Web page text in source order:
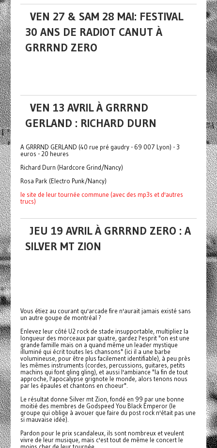
VEN 27 & SAM 28 MAI: FESTIVAL
30 ANS DE RADIOT CANUT À
GRRRND ZERO
VEN 13 AVRIL À GRRRND
GERLAND : RICHARD DURN
A GRRRND GERLAND (40 rue pré gaudry - 69 007 Lyon) - 3
euros - 20 heures
Richard Durn (Hardcore Grind/Nancy)
Rosa Park (Electro Punk/Nancy)
le site de leur tournée commune (avec des mp3s et d'autres
trucs)
JEU 19 AVRIL À GRRRND ZERO : A
SILVER MT ZION
Vous étiez au courant qu'arcade fire n'aurait jamais existé sans
un autre goupe de montréal ?
Enlevez leur côté U2 rock de stade insupportable, multipliez la
longueur des morceaux par quatre, gardez l'esprit "on est une
grande famille mais on a quand même un leader mystique
illuminé qui écrit toutes les chansons" (ici il a une barbe
volumineuse, pour être plus facilement identifiable), à peu près
les mêmes instruments (cordes, percussions, guitares, petits
machins qui font gling gling), et aussi l'ambiance "la fin de tout
approche, l'apocalypse grignote le monde, alors tenons nous
par les épaules et chantons en choeur".
Le résultat donne Silver mt Zion, fondé en 99 par une bonne
moitié des membres de Godspeed You Black Emperor (le
groupe qui oblige à avouer que faire du post rock n'était pas une
si mauvaise idée).
Pardon pour le prix scandaleux, ils sont nombreux et veulent
vivre de leur musique, mais c'est tout de même le concert le